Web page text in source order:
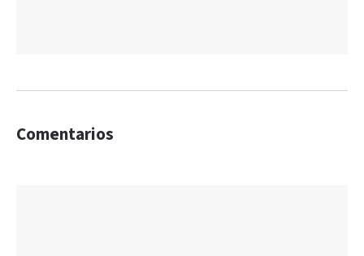
Comentarios